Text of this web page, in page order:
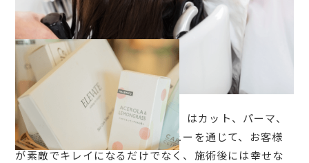
HAIR Design Riche（リッシュ）はカット、パーマ、
カラー、ヘッドスパなどのメニューを通じて、お客様
が素敵でキレイになるだけでなく、施術後には幸せな